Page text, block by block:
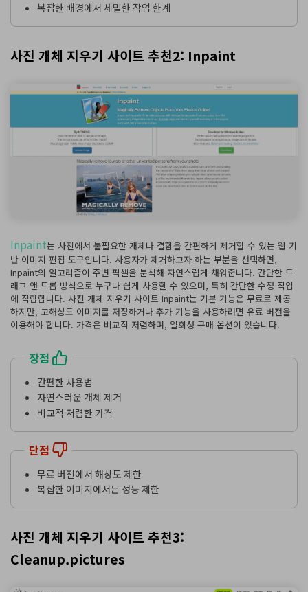
복잡한 배경에서 세밀한 작업 한계
사진 개체 지우기 사이트 추천2: Inpaint
Inpaint는 사진에서 불필요한 개체나 결함을 간편하게 제거할 수 있는 웹 기
반 이미지 편집 도구입니다. 사용자가 제거하고자 하는 부분을 선택하면,
Inpaint의 알고리즘이 주변 픽셀을 분석해 자연스럽게 채워줍니다. 간단한 드
래그 앤 드롭 방식으로 누구나 쉽게 사용할 수 있으며, 특히 간단한 수정 작업
에 적합합니다. 사진 개체 지우기 사이트 Inpaint는 기본 기능은 무료로 제공
하지만, 고해상도 이미지를 저장하거나 추가 기능을 사용하려면 유료 버전을
이용해야 합니다. 가격은 비교적 저렴하며, 일회성 구매 옵션이 있습니다.
장점
간편한 사용법
자연스러운 개체 제거
비교적 저렴한 가격
단점
무료 버전에서 해상도 제한
복잡한 이미지에서는 성능 제한
사진 개체 지우기 사이트 추천3:
Cleanup.pictures